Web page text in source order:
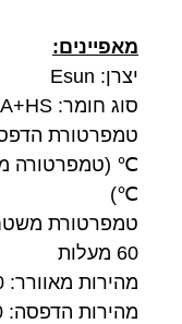
מאפיינים:
יצרן: Esun
סוג חומר: ePLA+HS
℃)
60 מעלות
מהירות מאוורר: 100 אחוז